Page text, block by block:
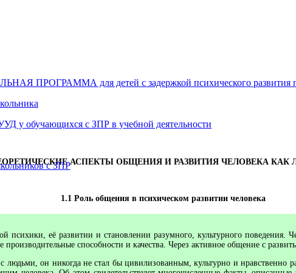
АСПЕКТЫ ОБЩЕНИЯ И РАЗВИТИЯ ЧЕЛОВЕКА КАК
1.1 Роль общения в психическом развитии человека
психики, её развитии и становлении разумного, культурного
способности и качества. Через активное общение с
он никогда не стал бы цивилизованным, культурно и нравственно
для детей с задержкой психического развития
у обучающихся с ЗПР в учебной деятельности
с ЗПР